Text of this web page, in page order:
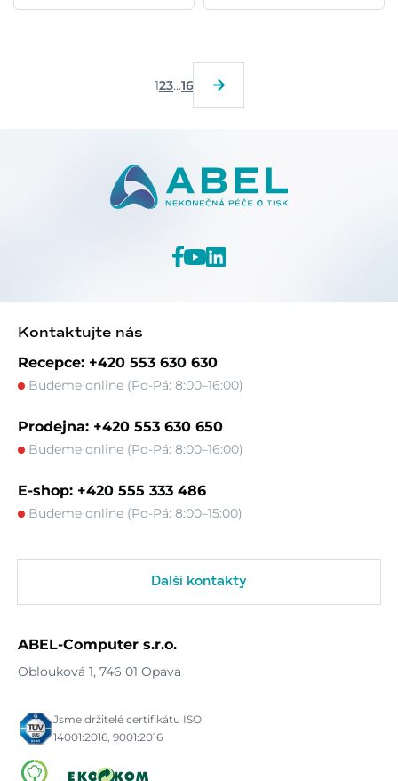
123...16
Kontaktujte nás
Recepce: +420 553 630 630
Budeme online (Po-Pá: 8:00–16:00)
Prodejna: +420 553 630 650
Budeme online (Po-Pá: 8:00–16:00)
E-shop: +420 555 333 486
Budeme online (Po-Pá: 8:00–15:00)
Další kontakty
ABEL-Computer s.r.o.
Oblouková 1, 746 01 Opava
Jsme držitelé certifikátu ISO
14001:2016, 9001:2016